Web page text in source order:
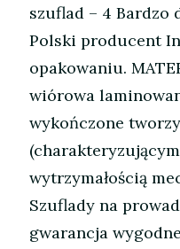
szuflad – 4 Bardzo
Polski producent
opakowaniu.
wiórowa
wykończone
wytrzymałością
Szuflady na
gwarancja